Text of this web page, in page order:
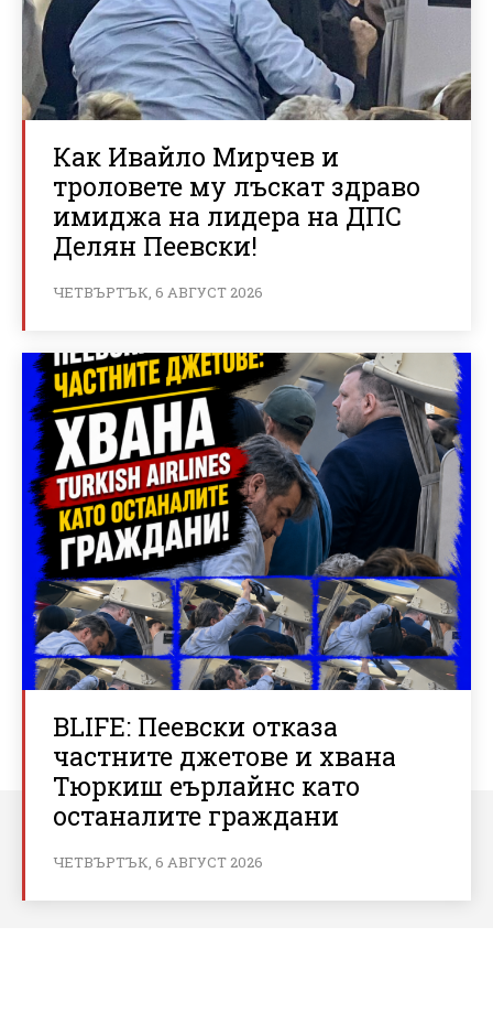
Как Ивайло Мирчев и
троловете му лъскат здраво
имиджа на лидера на ДПС
Делян Пеевски!
ЧЕТВЪРТЪК, 6 АВГУСТ 2026
BLIFE: Пеевски отказа
частните джетове и хвана
Тюркиш еърлайнс като
останалите граждани
ЧЕТВЪРТЪК, 6 АВГУСТ 2026